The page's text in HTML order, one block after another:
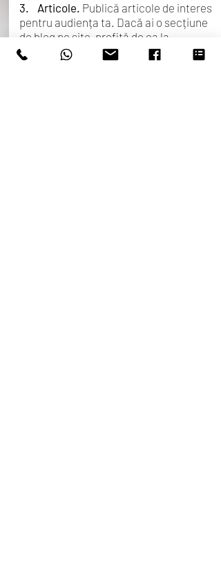
3. Articole. Publică articole de interes
pentru audiența ta. Dacă ai o secțiune
de blog pe site, profită de ea la
maximum. Dacă nu, Facebook îți oferă